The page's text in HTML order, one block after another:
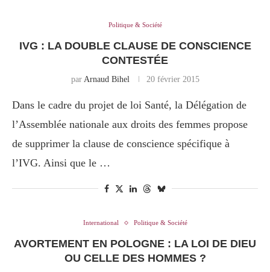
Politique & Société
IVG : LA DOUBLE CLAUSE DE CONSCIENCE
CONTESTÉE
par Arnaud Bihel 20 février 2015
Dans le cadre du projet de loi Santé, la Délégation de
l’Assemblée nationale aux droits des femmes propose
de supprimer la clause de conscience spécifique à
l’IVG. Ainsi que le …
International Politique & Société
AVORTEMENT EN POLOGNE : LA LOI DE DIEU
OU CELLE DES HOMMES ?